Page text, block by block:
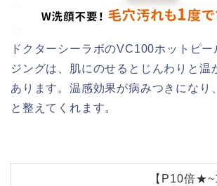
ドクターシーラボのVC100ホットピ
ジングは、肌にのせるとじんわりと温
あります。温感効果が病みつきになり
と整えてくれます。
【P10倍